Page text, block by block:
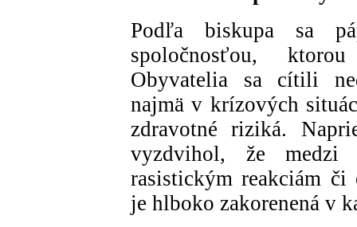
Podľa biskupa sa
spoločnosťou,
Obyvatelia sa cítili
najmä v krízových
zdravotné riziká.
vyzdvihol, že medzi
rasistickým reakciám
je hlboko zakorenená v